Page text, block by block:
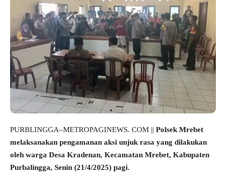
PURBLINGGA–METROPAGINEWS. COM || Polsek Mrebet
melaksanakan pengamanan aksi unjuk rasa yang dilakukan
oleh warga Desa Kradenan, Kecamatan Mrebet, Kabupaten
Purbalingga, Senin (21/4/2025) pagi.